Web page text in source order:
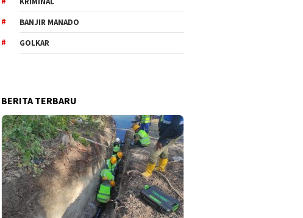
BANJIR MANADO
GOLKAR
BERITA TERBARU